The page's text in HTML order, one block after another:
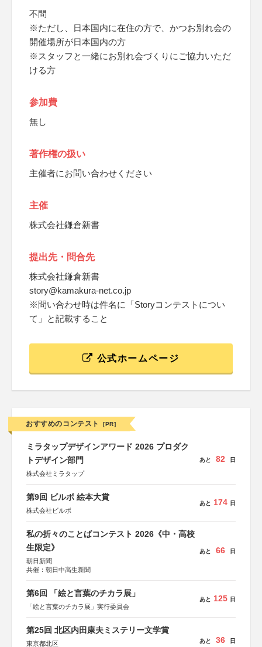
不問
※ただし、日本国内に在住の方で、かつお別れ会の
開催場所が日本国内の方
※スタッフと一緒にお別れ会づくりにご協力いただ
ける方
参加費
無し
著作権の扱い
主催者にお問い合わせください
主催
株式会社鎌倉新書
提出先・問合先
株式会社鎌倉新書
story@kamakura-net.co.jp
※問い合わせ時は件名に「Storyコンテストについ
て」と記載すること
公式ホームページ
おすすめのコンテスト [PR]
ミラタップデザインアワード 2026 プロダク
トデザイン部門
株式会社ミラタップ
あと 82 日
第9回 ビルボ 絵本大賞
株式会社ビルボ
あと 174 日
私の折々のことばコンテスト 2026《中・高校
生限定》
朝日新聞
共催：朝日中高生新聞
あと 66 日
第6回 「絵と言葉のチカラ展」
「絵と言葉のチカラ展」実行委員会
あと 125 日
第25回 北区内田康夫ミステリー文学賞
東京都北区 あと 36 日